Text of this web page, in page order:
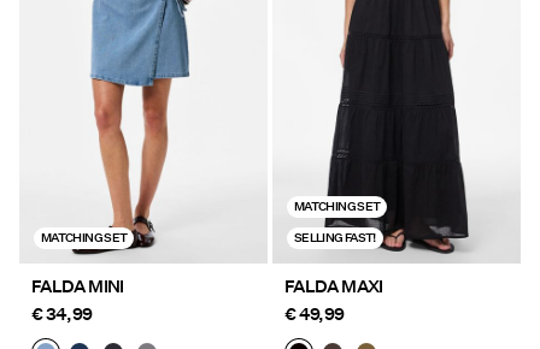
MATCHING SET
FALDA MINI
€ 34,99
MATCHING SET
SELLING FAST!
FALDA MAXI
€ 49,99